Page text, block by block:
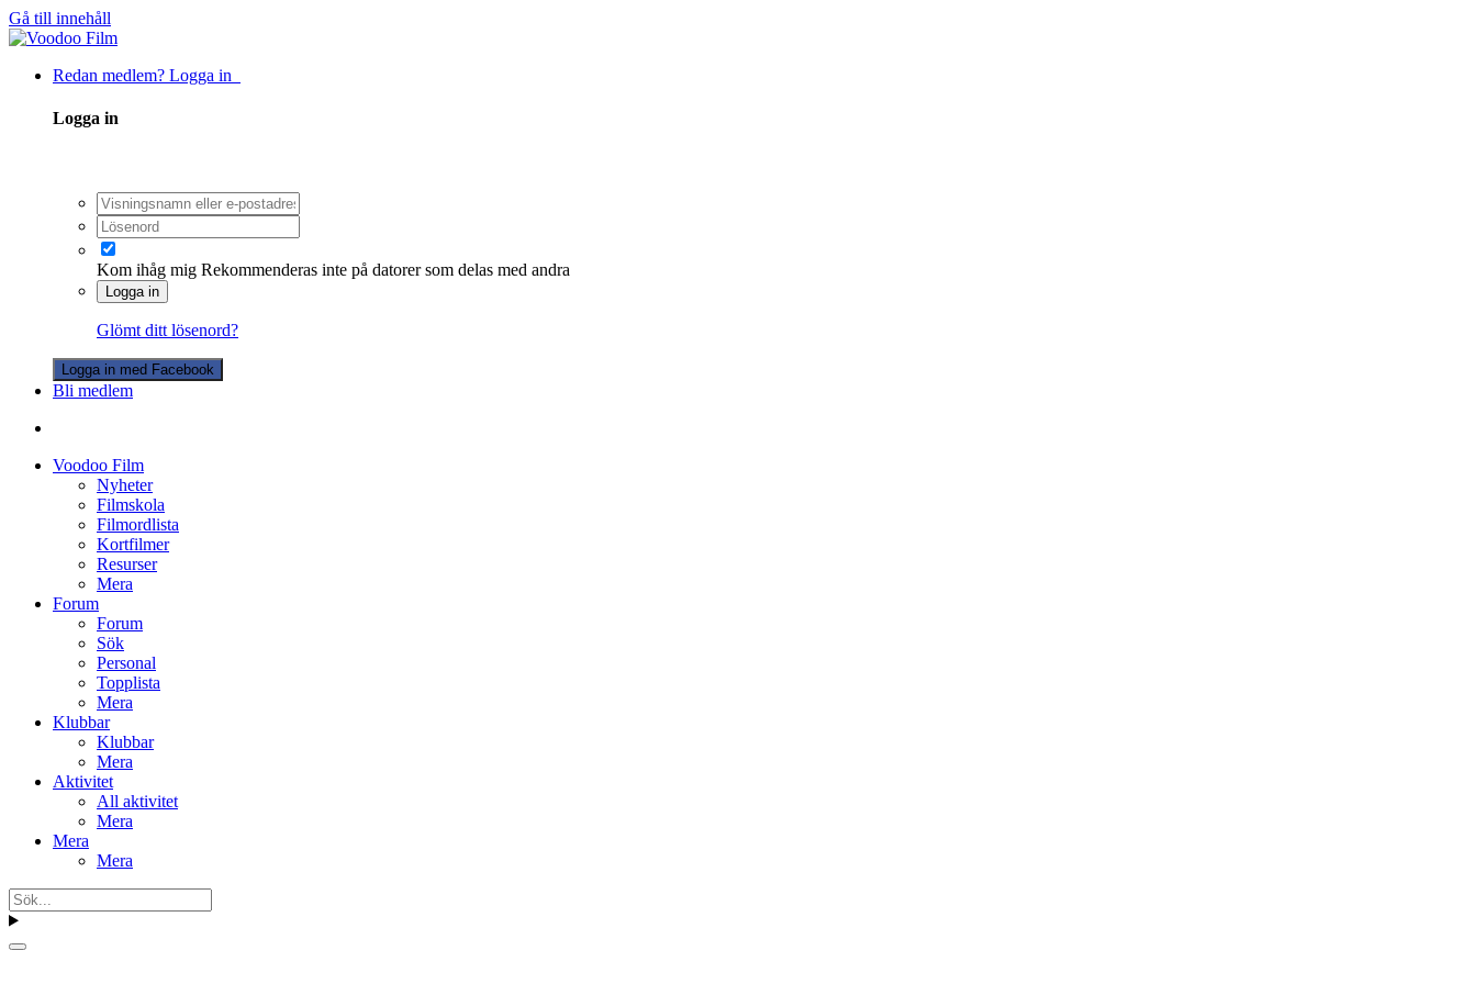
Gå till innehåll
Redan medlem? Logga in
Logga in
Kom ihåg mig Rekommenderas inte på datorer som delas med andra
Logga in
Glömt ditt lösenord?
Logga in med Facebook
Bli medlem
Voodoo Film
Nyheter
Filmskola
Filmordlista
Kortfilmer
Resurser
Mera
Forum
Forum
Sök
Personal
Topplista
Mera
Klubbar
Klubbar
Mera
Aktivitet
All aktivitet
Mera
Mera
Mera